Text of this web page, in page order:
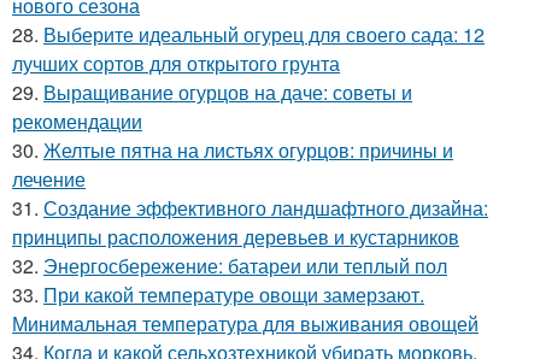
нового сезона
28. Выберите идеальный огурец для своего сада: 12
лучших сортов для открытого грунта
29. Выращивание огурцов на даче: советы и
рекомендации
30. Желтые пятна на листьях огурцов: причины и
лечение
31. Создание эффективного ландшафтного дизайна:
принципы расположения деревьев и кустарников
32. Энергосбережение: батареи или теплый пол
33. При какой температуре овощи замерзают.
Минимальная температура для выживания овощей
34. Когда и какой сельхозтехникой убирать морковь.